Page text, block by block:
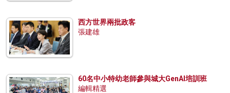
西方世界兩批政客
張建雄
60名中小特幼老師參與城大GenAI培訓班
編輯精選